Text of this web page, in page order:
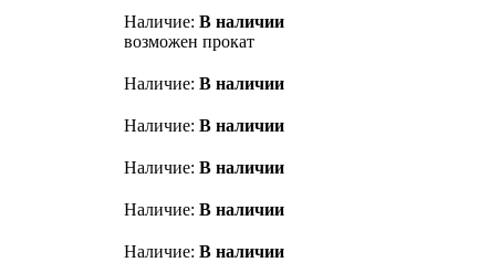
Наличие: В наличии
возможен прокат
Наличие: В наличии
Наличие: В наличии
Наличие: В наличии
Наличие: В наличии
Наличие: В наличии